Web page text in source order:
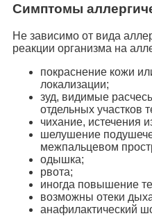
Симптомы
Не зависимо от вида
реакции организма на
покраснение кожи
локализации;
зуд, видимые
отдельных участков
чихание, истечения
шелушение
межпальцевом
одышка;
рвота;
иногда повышение
возможны отеки
анафилактический